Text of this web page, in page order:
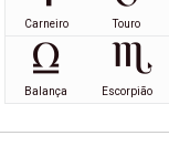
Carneiro Touro
Balança Escorpião